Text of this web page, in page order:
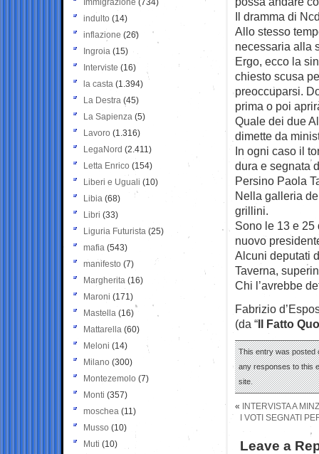
Il dramma di
Allo stesso
necessaria alla
Ergo, ecco la
chiesto scusa
preoccuparsi.
prima o poi
Quale dei due
dimette da
In ogni caso il
dura e segnata
Persino Paola
Nella galleria
grillini.
Sono le 13 e
nuovo
Alcuni deputati
Taverna,
Chi l’avrebbe
Fabrizio
(da “Il Fatto
This entry was posted
any responses to this
site.
«
INTERVISTA A
I VOTI SEGNATI
Leave a
Immigrazione (734)
indulto (14)
inflazione (26)
Ingroia (15)
Interviste (16)
la casta (1.394)
La Destra (45)
La Sapienza (5)
Lavoro (1.316)
LegaNord (2.411)
Letta Enrico (154)
Liberi e Uguali (10)
Libia (68)
Libri (33)
Liguria Futurista (25)
mafia (543)
manifesto (7)
Margherita (16)
Maroni (171)
Mastella (16)
Mattarella (60)
Meloni (14)
Milano (300)
Montezemolo (7)
Monti (357)
moschea (11)
Musso (10)
Muti (10)